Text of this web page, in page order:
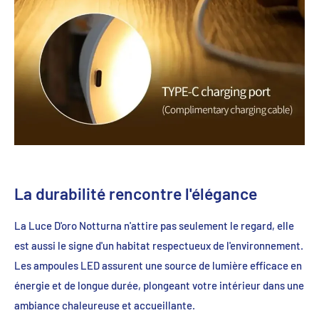
La durabilité rencontre l'élégance
La Luce D'oro Notturna n'attire pas seulement le regard, elle
est aussi le signe d'un habitat respectueux de l'environnement.
Les ampoules LED assurent une source de lumière efficace en
énergie et de longue durée, plongeant votre intérieur dans une
ambiance chaleureuse et accueillante.